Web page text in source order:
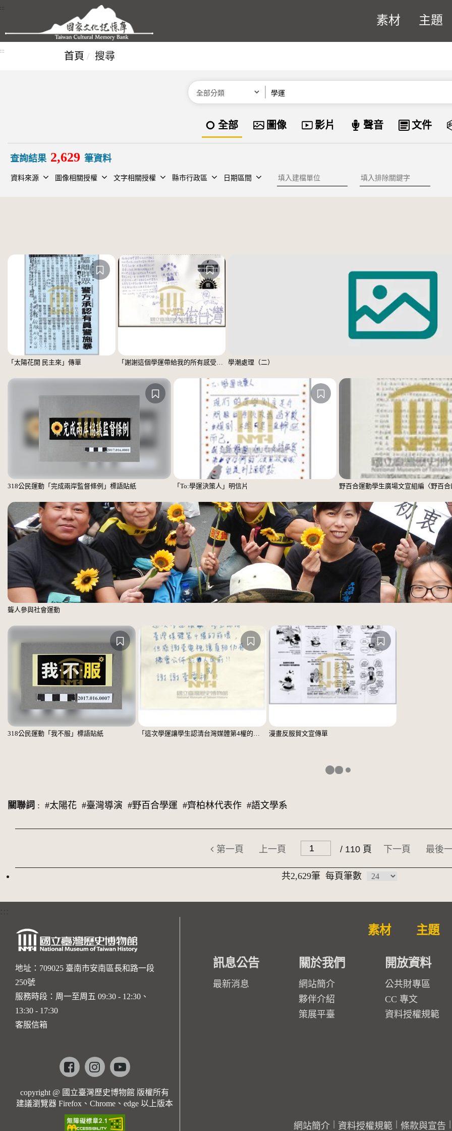
跳到主要內容區塊
:::
素材 主題
::: 首頁 搜尋
分類
資料類型
全部 圖像 影片 聲音 文件
查詢結果 2,629 筆資料
資料來源 圖像相關授權 文字相關授權 縣市行政區 日期區間 建檔單位 排除關鍵字
「太陽花開 民主來」傳單 「謝謝這個學運帶給我的所有感受」文件 = 學潮處理（二）
318公民運動「完成兩岸監督條例」標語貼紙 「To:學運決策人」明信片 野百合運動學生廣場文宣組編〈野百
聾人參與社會運動
318公民運動「我不服」標語貼紙 「這次學運讓學生認清台灣媒體第4權的崩壞」便利貼 漫畫反服貿文宣傳單
關聯詞 : #太陽花 #臺灣導演 #野百合學運 #齊柏林代表作 #語文學系
第一頁 上一頁 / 110 頁 下一頁 最後
共2,629筆 每頁筆數
:::
地址：709025 臺南市安南區長和路一段
250號
服務時段：周一至周五 09:30 - 12:30、
13:30 - 17:30
客服信箱
Facebookinstagramyoutube
copyright @ 國立臺灣歷史博物館 版權所有
建議瀏覽器 Firefox、Chrome、edge 以上版本
素材 主題
訊息公告
最新消息
關於我們
網站簡介
夥伴介紹
策展平臺
開放資料
公共財專區
CC 專文
資料授權規範
網站簡介 資料授權規範 條款與宣告